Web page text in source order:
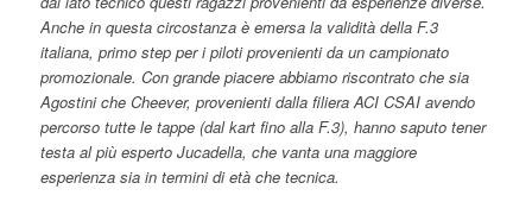
Anche in questa circostanza è emersa la validità della F.3
italiana, primo step per i piloti provenienti da un campionato
promozionale. Con grande piacere abbiamo riscontrato che sia
Agostini che Cheever, provenienti dalla filiera ACI CSAI avendo
percorso tutte le tappe (dal kart fino alla F.3), hanno saputo tener
testa al più esperto Jucadella, che vanta una maggiore
esperienza sia in termini di età che tecnica.